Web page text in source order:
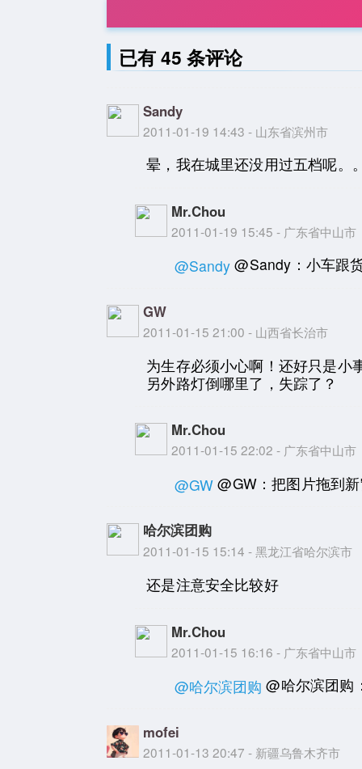
已有 45 条评论
Sandy
2011-01-19 14:43 - 山东省滨州市
晕，我在城里还没用过五档呢。
Mr.Chou
2011-01-19 15:45 - 广东省中山市
@Sandy @Sandy：小车跟
GW
2011-01-15 21:00 - 山西省长治市
为生存必须小心啊！还好只是小
另外路灯倒哪里了，失踪了？
Mr.Chou
2011-01-15 22:02 - 广东省中山市
@GW @GW：把图片拖到
哈尔滨团购
2011-01-15 15:14 - 黑龙江省哈尔滨市
还是注意安全比较好
Mr.Chou
2011-01-15 16:16 - 广东省中山市
@哈尔滨团购 @哈尔滨团购
mofei
2011-01-13 20:47 - 新疆乌鲁木齐市